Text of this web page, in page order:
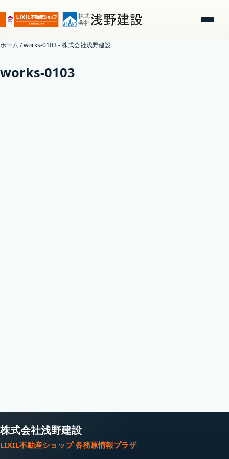
ホーム /works-0103 - 株式会社浅野建設
works-0103
株式会社浅野建設
LIXIL不動産ショップ 各務原情報プラザ